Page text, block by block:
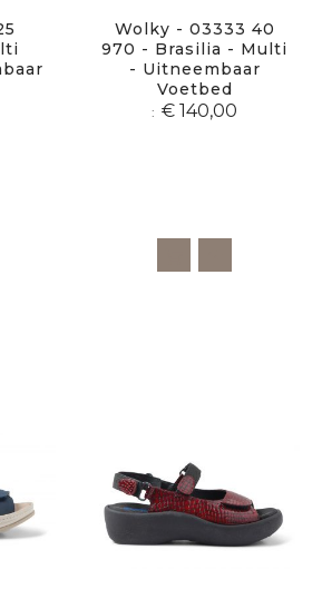
Wolky - 03333 40
970 - Brasilia - Multi
- Uitneembaar
Voetbed
€ 140,00